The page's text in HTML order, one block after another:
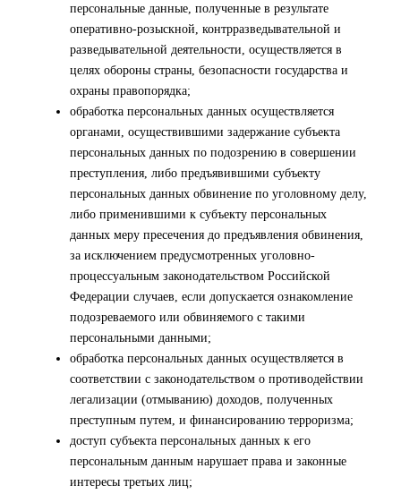
персональные данные, полученные в результате
оперативно-розыскной, контрразведывательной и
разведывательной деятельности, осуществляется в
целях обороны страны, безопасности государства и
охраны правопорядка;
обработка персональных данных осуществляется
органами, осуществившими задержание субъекта
персональных данных по подозрению в совершении
преступления, либо предъявившими субъекту
персональных данных обвинение по уголовному делу,
либо применившими к субъекту персональных
данных меру пресечения до предъявления обвинения,
за исключением предусмотренных уголовно-
процессуальным законодательством Российской
Федерации случаев, если допускается ознакомление
подозреваемого или обвиняемого с такими
персональными данными;
обработка персональных данных осуществляется в
соответствии с законодательством о противодействии
легализации (отмыванию) доходов, полученных
преступным путем, и финансированию терроризма;
доступ субъекта персональных данных к его
персональным данным нарушает права и законные
интересы третьих лиц;